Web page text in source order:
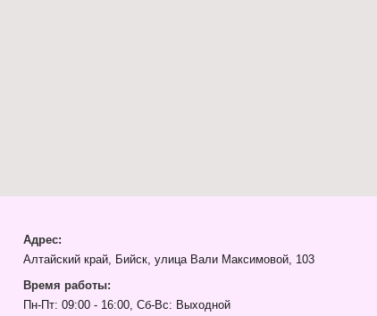
Адрес:
Алтайский край, Бийск, улица Вали Максимовой, 103
Время работы:
Пн-Пт: 09:00 - 16:00, Сб-Вс: Выходной